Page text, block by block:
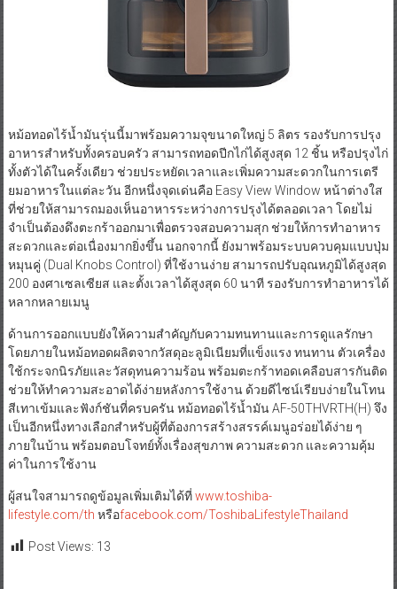
หม้อทอดไร้น้ำมันรุ่นนี้มาพร้อมความจุขนาดใหญ่ 5 ลิตร รองรับการปรุง
อาหารสำหรับทั้งครอบครัว สามารถทอดปีกไก่ได้สูงสุด 12 ชิ้น หรือปรุงไก่
ทั้งตัวได้ในครั้งเดียว ช่วยประหยัดเวลาและเพิ่มความสะดวกในการเตรี
ยมอาหารในแต่ละวัน อีกหนึ่งจุดเด่นคือ Easy View Window หน้าต่างใส
ที่ช่วยให้สามารถมองเห็นอาหารระหว่างการปรุงได้ตลอดเวลา โดยไม่
จำเป็นต้องดึงตะกร้าออกมาเพื่อตรวจสอบความสุก ช่วยให้การทำอาหาร
สะดวกและต่อเนื่องมากยิ่งขึ้น นอกจากนี้ ยังมาพร้อมระบบควบคุมแบบปุ่ม
หมุนคู่ (Dual Knobs Control) ที่ใช้งานง่าย สามารถปรับอุณหภูมิได้สูงสุด
200 องศาเซลเซียส และตั้งเวลาได้สูงสุด 60 นาที รองรับการทำอาหารได้
หลากหลายเมนู
ด้านการออกแบบยังให้ความสำคัญกับความทนทานและการดูแลรักษา
โดยภายในหม้อทอดผลิตจากวัสดุอะลูมิเนียมที่แข็งแรง ทนทาน ตัวเครื่อง
ใช้กระจกนิรภัยและวัสดุทนความร้อน พร้อมตะกร้าทอดเคลือบสารกันติด
ช่วยให้ทำความสะอาดได้ง่ายหลังการใช้งาน ด้วยดีไซน์เรียบง่ายในโทน
สีเทาเข้มและฟังก์ชันที่ครบครัน หม้อทอดไร้น้ำมัน AF-50THVRTH(H) จึง
เป็นอีกหนึ่งทางเลือกสำหรับผู้ที่ต้องการสร้างสรรค์เมนูอร่อยได้ง่าย ๆ
ภายในบ้าน พร้อมตอบโจทย์ทั้งเรื่องสุขภาพ ความสะดวก และความคุ้ม
ค่าในการใช้งาน
ผู้สนใจสามารถดูข้อมูลเพิ่มเติมได้ที่www.toshiba-
lifestyle.com/th หรือfacebook.com/ToshibaLifestyleThailand
Post Views: 13